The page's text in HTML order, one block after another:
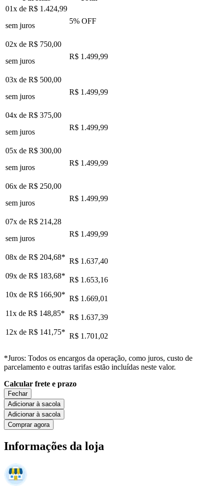
01x de R$ 1.424,99
sem juros
5% OFF
02x de R$ 750,00
sem juros
R$ 1.499,99
03x de R$ 500,00
sem juros
R$ 1.499,99
04x de R$ 375,00
sem juros
R$ 1.499,99
05x de R$ 300,00
sem juros
R$ 1.499,99
06x de R$ 250,00
sem juros
R$ 1.499,99
07x de R$ 214,28
sem juros
R$ 1.499,99
08x de R$ 204,68* R$ 1.637,40
09x de R$ 183,68* R$ 1.653,16
10x de R$ 166,90* R$ 1.669,01
11x de R$ 148,85* R$ 1.637,39
12x de R$ 141,75* R$ 1.701,02
*Juros: Todos os encargos da operação, como juros, custo de
parcelamento e outras tarifas estão incluídas neste valor.
Calcular frete e prazo
Fechar
Adicionar à sacola
Adicionar à sacola
Comprar agora
Informações da loja